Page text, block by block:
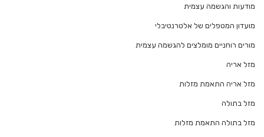
מודעות והגשמה עצמית
מועדון המטפלים של אלטרנטיבלי
מורים רוחניים מומלצים להגשמה עצמית
מזל אריה
מזל אריה התאמת מזלות
מזל בתולה
מזל בתולה התאמת מזלות